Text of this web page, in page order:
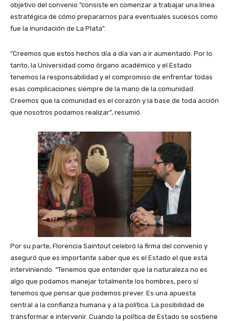
objetivo del convenio “consiste en comenzar a trabajar una línea
estratégica de cómo prepararnos para eventuales sucesos como
fue la inundación de La Plata”.
“Creemos que estos hechos día a día van a ir aumentado. Por lo
tanto, la Universidad como órgano académico y el Estado
tenemos la responsabilidad y el compromiso de enfrentar todas
esas complicaciones siempre de la mano de la comunidad.
Creemos que la comunidad es el corazón y la base de toda acción
que nosotros podamos realizar”, resumió.
Por su parte, Florencia Saintout celebró la firma del convenio y
aseguró que es importante saber que es el Estado el que está
interviniendo. “Tenemos que entender que la naturaleza no es
algo que podamos manejar totalmente los hombres, pero sí
tenemos que pensar que podemos prever. Es una apuesta
central a la confianza humana y a la política. La posibilidad de
transformar e intervenir. Cuando la política de Estado se sostiene